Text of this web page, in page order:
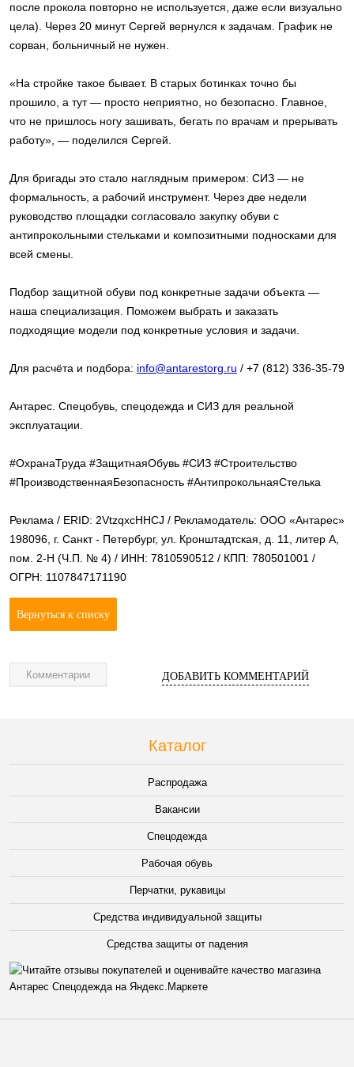
после прокола повторно не используется, даже если визуально
цела). Через 20 минут Сергей вернулся к задачам. График не
сорван, больничный не нужен.
«На стройке такое бывает. В старых ботинках точно бы
прошило, а тут — просто неприятно, но безопасно. Главное,
что не пришлось ногу зашивать, бегать по врачам и прерывать
работу», — поделился Сергей.
Для бригады это стало наглядным примером: СИЗ — не
формальность, а рабочий инструмент. Через две недели
руководство площадки согласовало закупку обуви с
антипрокольными стельками и композитными подносками для
всей смены.
Подбор защитной обуви под конкретные задачи объекта —
наша специализация. Поможем выбрать и заказать
подходящие модели под конкретные условия и задачи.
Для расчёта и подбора: info@antarestorg.ru / +7 (812) 336-35-79
Антарес. Спецобувь, спецодежда и СИЗ для реальной
эксплуатации.
#ОхранаТруда #ЗащитнаяОбувь #СИЗ #Строительство
#ПроизводственнаяБезопасность #АнтипрокольнаяСтелька
Реклама / ERID: 2VtzqxcHHCJ / Рекламодатель: ООО «Антарес»
198096, г. Санкт - Петербург, ул. Кронштадтская, д. 11, литер А,
пом. 2-Н (Ч.П. № 4) / ИНН: 7810590512 / КПП: 780501001 /
ОГРН: 1107847171190
Вернуться к списку
Комментарии ДОБАВИТЬ КОММЕНТАРИЙ
Каталог
Распродажа
Вакансии
Спецодежда
Рабочая обувь
Перчатки, рукавицы
Средства индивидуальной защиты
Средства защиты от падения